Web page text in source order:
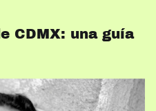
CDMX: una guía